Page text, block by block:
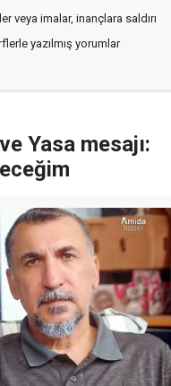
veya imalar, inançlara saldırı
yazılmış yorumlar
Yasa mesajı: